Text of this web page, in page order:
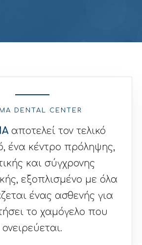
DENTAL CENTER
αποτελεί τον τελικό
ένα κέντρο πρόληψης,
και σύγχρονης
εξοπλισμένο με όλα
ένας ασθενής για
το χαμόγελο που
ονειρεύεται.